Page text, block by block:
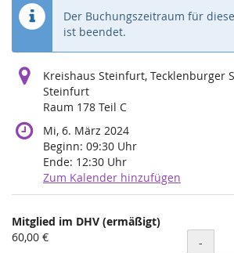
Der Buchungszeitraum für
ist beendet.
Kreishaus Steinfurt, Tecklenburger
Steinfurt
Raum 178 Teil C
Mi, 6. März 2024
Beginn: 09:30 Uhr
Ende: 12:30 Uhr
Zum Kalender hinzufügen
Produkte
Unkategorisierte
Mitglied im DHV (ermäßigt)
60,00 €
Menge
-